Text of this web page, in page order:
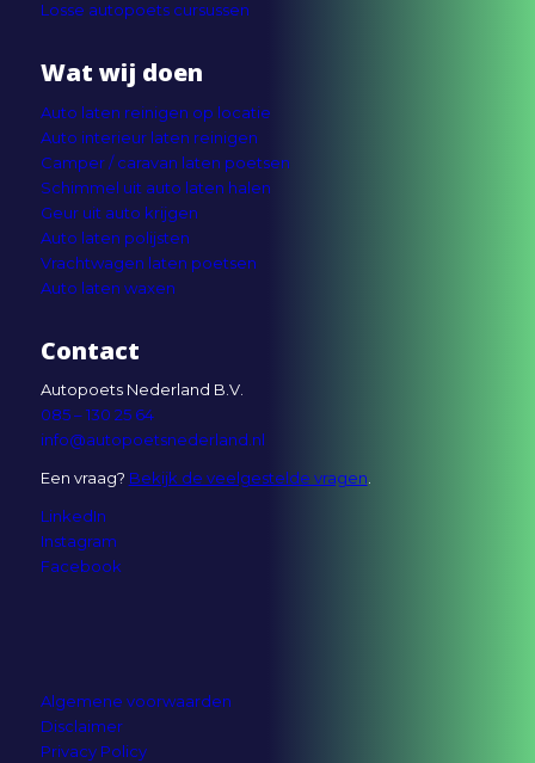
Losse autopoets cursussen
Wat wij doen
Auto laten reinigen op locatie
Auto interieur laten reinigen
Camper / caravan laten poetsen
Schimmel uit auto laten halen
Geur uit auto krijgen
Auto laten polijsten
Vrachtwagen laten poetsen
Auto laten waxen
Contact
Autopoets Nederland B.V.
085 – 130 25 64
info@autopoetsnederland.nl
Een vraag? Bekijk de veelgestelde vragen
LinkedIn
Instagram
Facebook
Algemene voorwaarden
Disclaimer
Privacy Policy